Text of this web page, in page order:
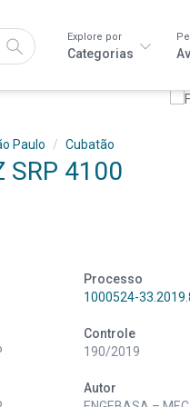
IR
Explore por
Categorias
Paulo Cubatão
SRP 4100
Processo
1000524-
Controle
190/2019
Autor